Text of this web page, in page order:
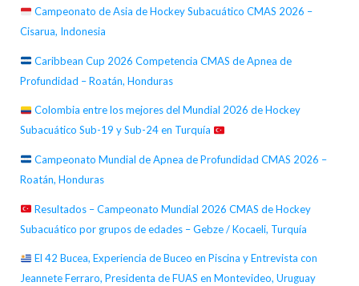
Campeonato de Asia de Hockey Subacuático CMAS 2026 –
Cisarua, Indonesia
Caribbean Cup 2026 Competencia CMAS de Apnea de
Profundidad – Roatán, Honduras
Colombia entre los mejores del Mundial 2026 de Hockey
Subacuático Sub-19 y Sub-24 en Turquía
Campeonato Mundial de Apnea de Profundidad CMAS 2026 –
Roatán, Honduras
Resultados – Campeonato Mundial 2026 CMAS de Hockey
Subacuático por grupos de edades – Gebze / Kocaeli, Turquía
El 42 Bucea, Experiencia de Buceo en Piscina y Entrevista con
Jeannete Ferraro, Presidenta de FUAS en Montevideo, Uruguay